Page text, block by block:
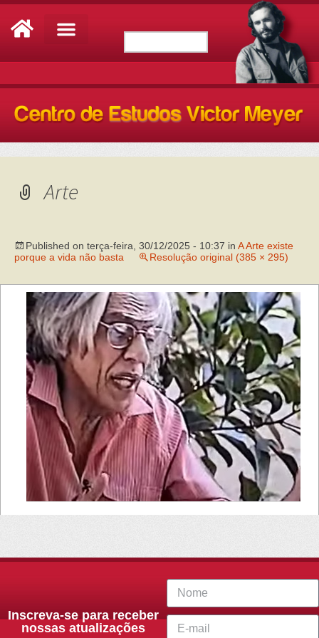
Arte
Published on terça-feira, 30/12/2025 - 10:37 in A Arte existe
porque a vida não basta
Resolução original (385 × 295)
Inscreva-se para receber
nossas atualizações